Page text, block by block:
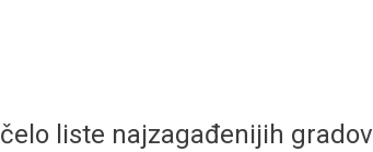
liste najzagađenijih